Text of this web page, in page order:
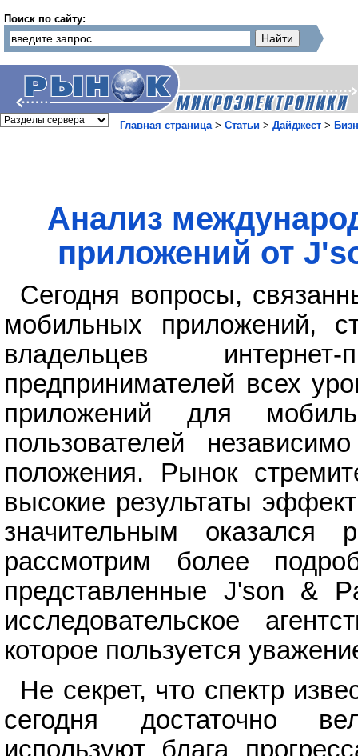
Поиск по сайту:
Главная страница> Статьи > Дайджест >
Анализ
приложений от
Сегодня вопросы,
мобильных приложений,
владельцев
предпринимателей всех
приложений для
пользователей
положения. Рынок
высокие результаты
значительным
рассмотрим более
представленные J'son &
исследовательское
которое пользуется
Не секрет, что спектр
сегодня достаточно
используют блага